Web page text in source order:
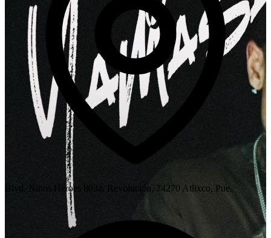
Blvd. Niños Héroes 803a, Revolución, 74270 Atlixco, Pue.